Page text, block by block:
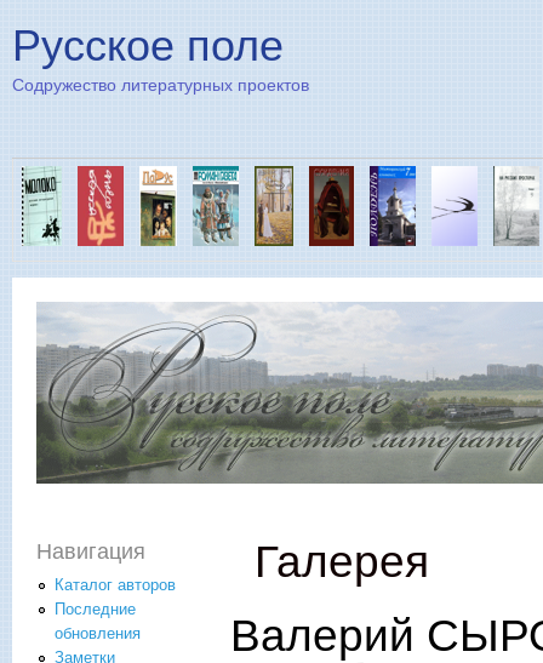
Русское поле
Содружество литературных проектов
Галерея
Валерий
Навигация
Каталог авторов
Последние
обновления
Заметки